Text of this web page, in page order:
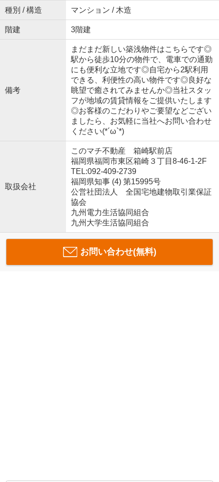
種別 / 構造 マンション / 木造
階建 3階建
備考
まだまだ新しい築浅物件はこちらです◎
駅から徒歩10分の物件で、電車での通勤
にも便利な立地です◎自宅から2駅利用
できる、利便性の高い物件です◎良好な
眺望で癒されてみませんか◎当社スタッ
フが地域の賃貸情報をご提供いたします
◎お客様のこだわりやご要望などござい
ましたら、お気軽に当社へお問い合わせ
ください(*´ω`*)
取扱会社
このマチ不動産 箱崎駅前店
福岡県福岡市東区箱崎３丁目8-46-1-2F
TEL:092-409-2739
福岡県知事 (4) 第15995号
公営社団法人 全国宅地建物取引業保証
協会
九州電力生活協同組合
九州大学生活協同組合
お問い合わせ(無料)